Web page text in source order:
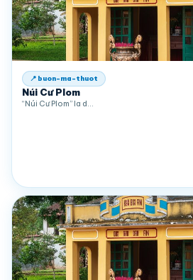
📍 buon-ma-thuot
Núi Cư Plom
“Núi Cư Plom” la d…